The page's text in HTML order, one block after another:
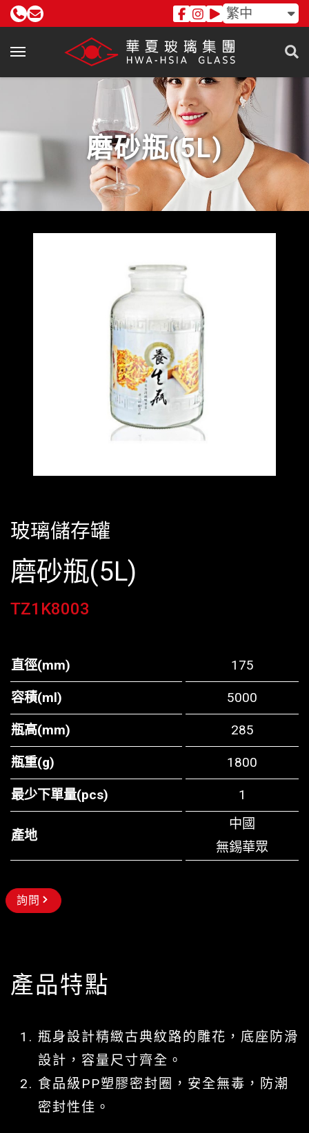
繁中
磨砂瓶(5L)
玻璃儲存罐
磨砂瓶(5L)
TZ1K8003
直徑(mm) 175
容積(ml) 5000
瓶高(mm) 285
瓶重(g) 1800
最少下單量(pcs) 1
產地
中國
無錫華眾
詢問
產品特點
瓶身設計精緻古典紋路的雕花，底座防滑
設計，容量尺寸齊全。
食品級PP塑膠密封圈，安全無毒，防潮
密封性佳。